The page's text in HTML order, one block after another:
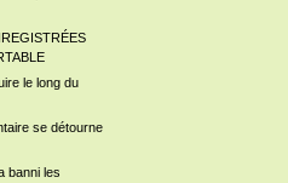
le long du
se détourne
banni les